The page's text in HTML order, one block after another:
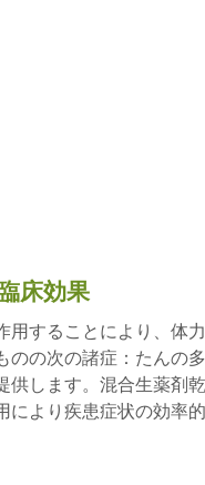
床効果
用することにより、体
のの次の諸症：たんの
供します。混合生薬剤
により疾患症状の効率